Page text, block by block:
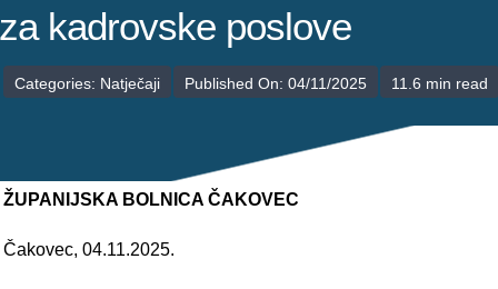
PALIJATIVNA SKRB
kadrovske poslove
Categories: Natječaji Published On: 04/11/2025 11.6 min read
ŽUPANIJSKA BOLNICA ČAKOVEC
Čakovec, 04.11.2025.